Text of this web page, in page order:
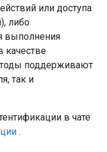
или доступа
либо
выполнения
качестве
поддерживают
так и
в чате
.